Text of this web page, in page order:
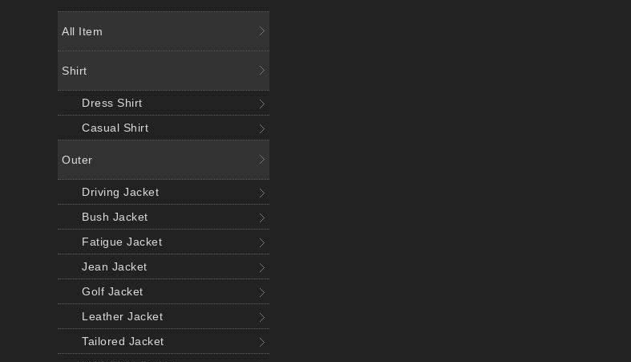
All Item
Shirt
Dress Shirt
Casual Shirt
Outer
Driving Jacket
Bush Jacket
Fatigue Jacket
Jean Jacket
Golf Jacket
Leather Jacket
Tailored Jacket